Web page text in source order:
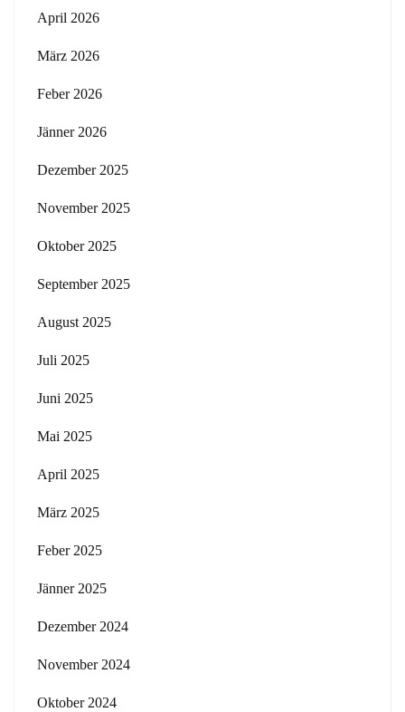
April 2026
März 2026
Feber 2026
Jänner 2026
Dezember 2025
November 2025
Oktober 2025
September 2025
August 2025
Juli 2025
Juni 2025
Mai 2025
April 2025
März 2025
Feber 2025
Jänner 2025
Dezember 2024
November 2024
Oktober 2024